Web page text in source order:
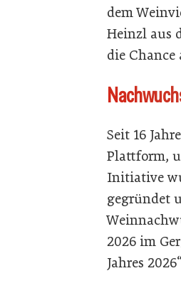
dem
Heinzl aus
die Chance
Seit 16
Plattform,
Initiative
gegründet
2026 im
Jahres